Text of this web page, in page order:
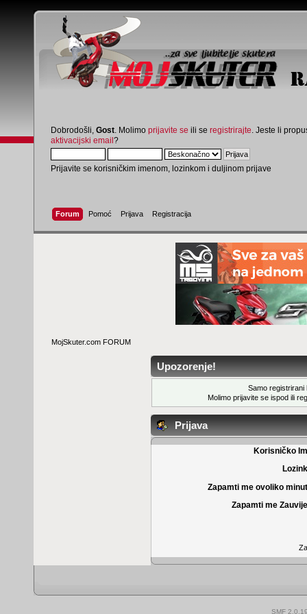
Dobrodošli, Gost . Molimo prijavite se ili se registrirajte . Jeste li
aktivacijski email?
Prijavite se korisničkim imenom, lozinkom i duljinom prijave
Forum Pomoć Prijava Registracija
MojSkuter.com FORUM
Upozorenje!
Samo registrirani
Molimo prijavite se ispod ili
Prijava
Korisničko
Zapamti me ovoliko
Zapamti me
SMF